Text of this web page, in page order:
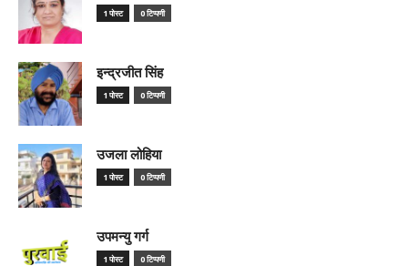
1 पोस्ट 0 टिप्पणी
इन्द्रजीत सिंह
1 पोस्ट 0 टिप्पणी
उजला लोहिया
1 पोस्ट 0 टिप्पणी
उपमन्यु गर्ग
1 पोस्ट 0 टिप्पणी